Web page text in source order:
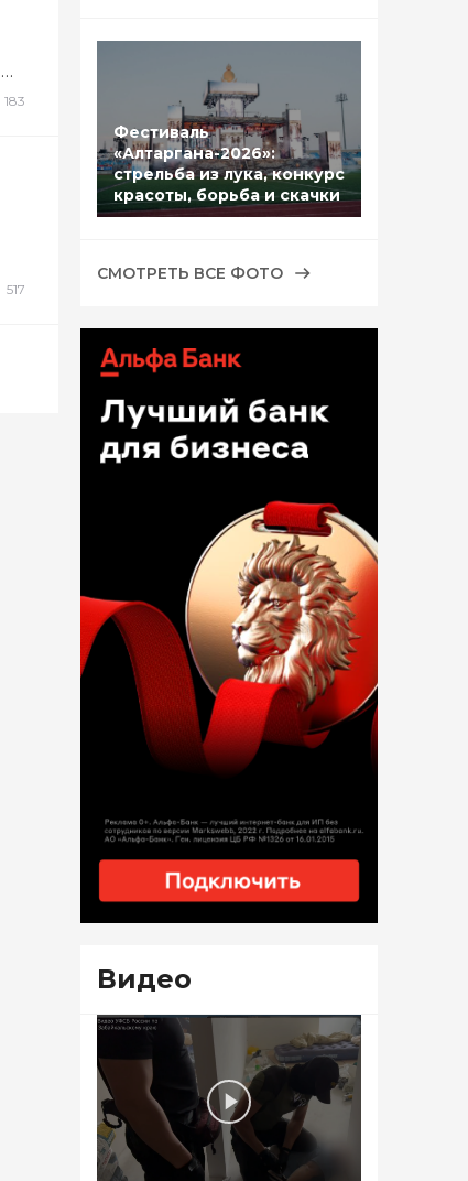
183
517
Фестиваль
«Алтаргана-2026»:
стрельба из лука, конкурс
красоты, борьба и скачки
СМОТРЕТЬ ВСЕ ФОТО
Видео